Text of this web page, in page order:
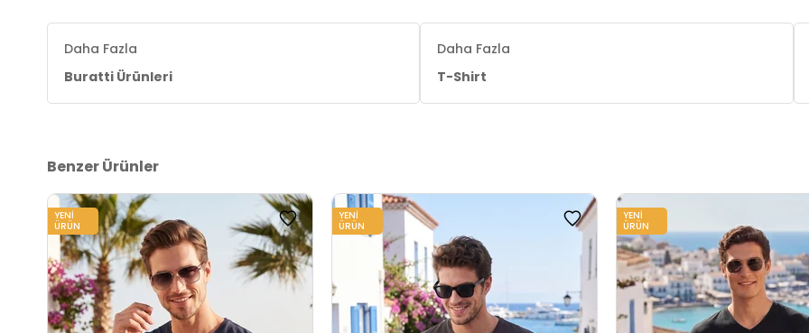
Daha Fazla
Buratti Ürünleri
Daha Fazla
T-Shirt
Benzer Ürünler
YENI
ÜRÜN
YENI
ÜRÜN
YENI
ÜRÜN